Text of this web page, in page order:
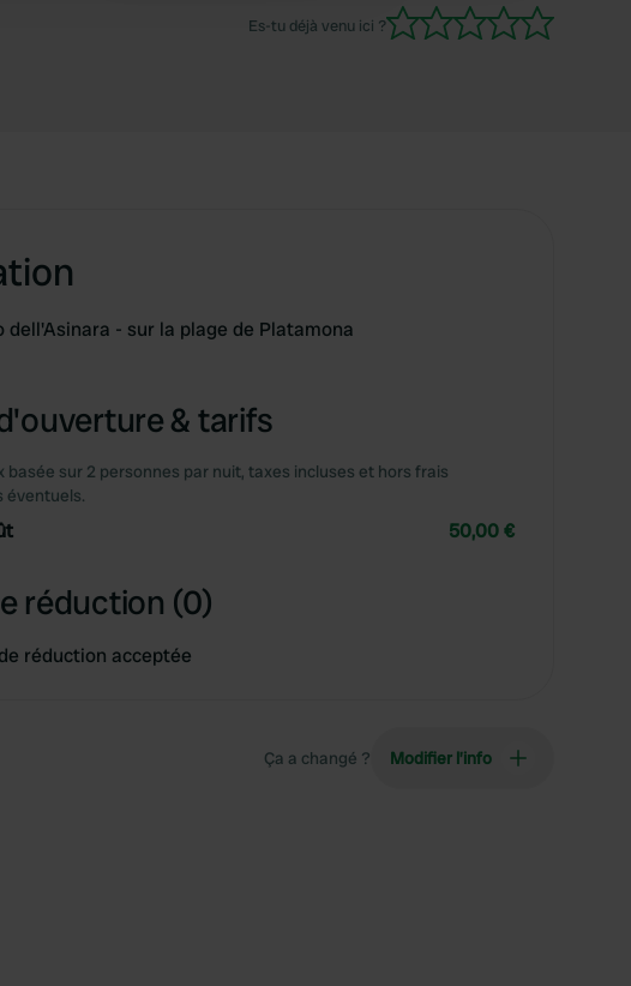
basse saison, la piscine et le restaurant étaient
Es-tu déjà venu ici ?
dell'Asinara - sur la plage de Platamona
& tarifs
basée sur 2 personnes par nuit, taxes incluses et hors frais
éventuels.
50,00 €
réduction (0)
réduction acceptée
Ça a changé ? Modifier l’info